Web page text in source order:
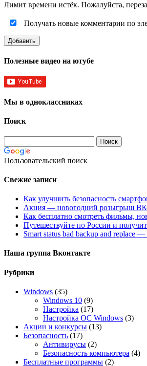
Лимит времени истёк. Пожалуйста,
Получать новые комментарии по
Полезные видео на ютубе
Мы в одноклассниках
Поиск
Пользовательский поиск
Свежие записи
Как улучшить безопасность
Акция — новогодний розыгрыш
Как бесплатно смотреть фильмы,
Путешествуйте по России и
Smart status bad backup and replace
Наша группа Вконтакте
Рубрики
Windows (35)
Windows 10 (9)
Настройка (17)
Настройка ОС Windows (3)
Акции и конкурсы (13)
Безопасность (17)
Антивирусы (2)
Безопасность компьютера (4)
Бесплатные программы (2)